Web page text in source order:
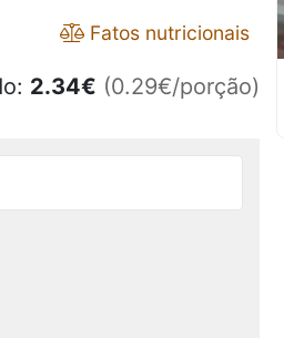
Fatos nutricionais
2.34€ (0.29€/porção)